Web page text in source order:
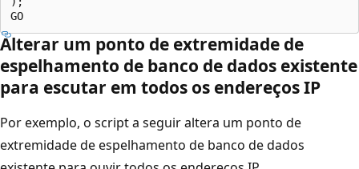
Alterar um ponto de extremidade de
espelhamento de banco de dados existente
para escutar em todos os endereços IP
Por exemplo, o script a seguir altera um ponto de
extremidade de espelhamento de banco de dados